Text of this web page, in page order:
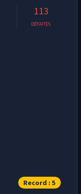
113
DÉFAITES
Record : 5